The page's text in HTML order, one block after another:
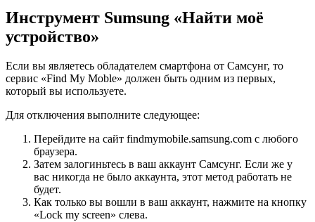
Инструмент Sumsung «Найти моё
устройство»
Если вы являетесь обладателем смартфона от Самсунг, то
сервис «Find My Moble» должен быть одним из первых,
который вы используете.
Для отключения выполните следующее:
Перейдите на сайт findmymobile.samsung.com с любого
браузера.
Затем залогиньтесь в ваш аккаунт Самсунг. Если же у
вас никогда не было аккаунта, этот метод работать не
будет.
Как только вы вошли в ваш аккаунт, нажмите на кнопку
«Lock my screen» слева.